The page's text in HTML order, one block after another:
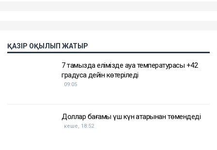
ҚАЗІР ОҚЫЛЫП ЖАТЫР
7 тамызда елімізде ауа температурасы +42
градусқа дейін көтеріледі
09:05
Доллар бағамы үш күн қатарынан төмендеді
кеше, 18:52